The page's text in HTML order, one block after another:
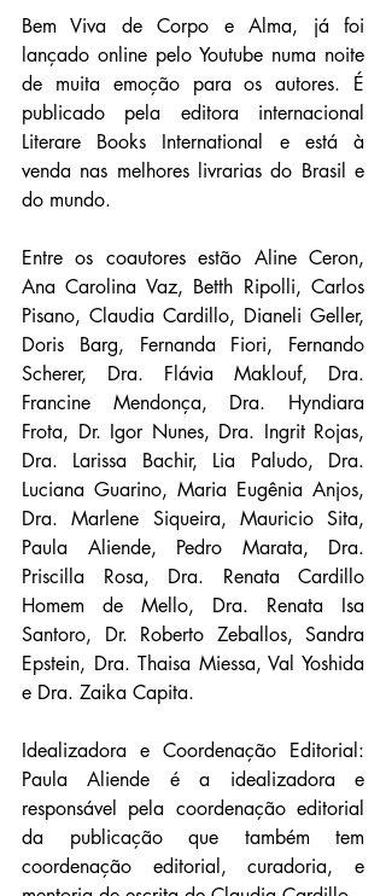
Bem Viva de Corpo e Alma, já foi
lançado online pelo Youtube numa noite
de muita emoção para os autores. É
publicado pela editora internacional
Literare Books International e está à
venda nas melhores livrarias do Brasil e
do mundo.
Entre os coautores estão Aline Ceron,
Ana Carolina Vaz, Betth Ripolli, Carlos
Pisano, Claudia Cardillo, Dianeli Geller,
Doris Barg, Fernanda Fiori, Fernando
Scherer, Dra. Flávia Maklouf, Dra.
Francine Mendonça, Dra. Hyndiara
Frota, Dr. Igor Nunes, Dra. Ingrit Rojas,
Dra. Larissa Bachir, Lia Paludo, Dra.
Luciana Guarino, Maria Eugênia Anjos,
Dra. Marlene Siqueira, Mauricio Sita,
Paula Aliende, Pedro Marata, Dra.
Priscilla Rosa, Dra. Renata Cardillo
Homem de Mello, Dra. Renata Isa
Santoro, Dr. Roberto Zeballos, Sandra
Epstein, Dra. Thaisa Miessa, Val Yoshida
e Dra. Zaika Capita.
Idealizadora e Coordenação Editorial:
Paula Aliende é a idealizadora e
responsável pela coordenação editorial
da publicação que também tem
coordenação editorial, curadoria, e